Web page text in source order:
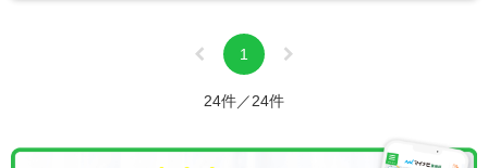
1
24件／24件